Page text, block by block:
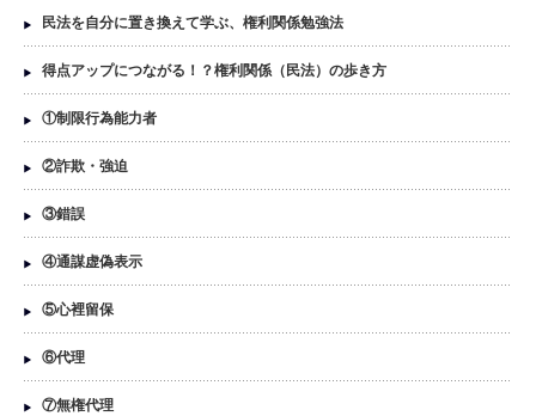
民法を自分に置き換えて学ぶ、権利関係勉強法
得点アップにつながる！？権利関係（民法）の歩き方
①制限行為能力者
②詐欺・強迫
③錯誤
④通謀虚偽表示
⑤心裡留保
⑥代理
⑦無権代理